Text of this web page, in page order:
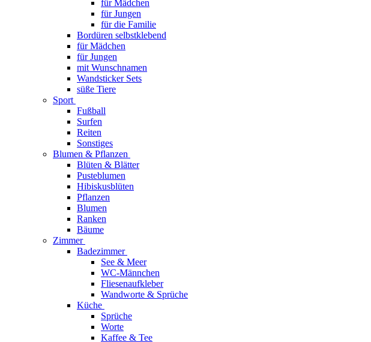
für Mädchen
für Jungen
für die Familie
Bordüren selbstklebend
für Mädchen
für Jungen
mit Wunschnamen
Wandsticker Sets
süße Tiere
Sport
Fußball
Surfen
Reiten
Sonstiges
Blumen & Pflanzen
Blüten & Blätter
Pusteblumen
Hibiskusblüten
Pflanzen
Blumen
Ranken
Bäume
Zimmer
Badezimmer
See & Meer
WC-Männchen
Fliesenaufkleber
Wandworte & Sprüche
Küche
Sprüche
Worte
Kaffee & Tee